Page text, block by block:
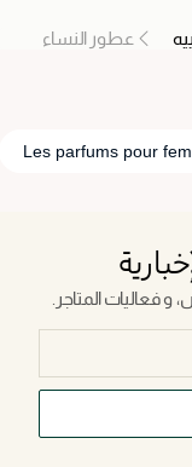
عطور النساء
Les parfums pour
فعاليات المتاجر.